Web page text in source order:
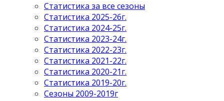
Статистика за все сезоны
Статистика 2025-26г.
Статистика 2024-25г.
Статистика 2023-24г.
Статистика 2022-23г.
Статистика 2021-22г.
Статистика 2020-21г.
Статистика 2019-20г.
Сезоны 2009-2019г